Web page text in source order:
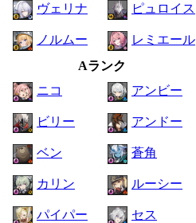
ヴェリナ ピュロイス
ノルムー
レミエール
Aランク
ニコ
アンビー
ビリー アンドー
ベン 蒼角
カリン ルーシー
パイパー セス